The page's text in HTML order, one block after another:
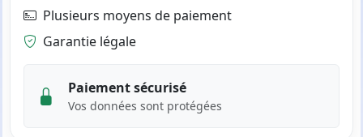
Plusieurs moyens de paiement
Garantie légale
Paiement sécurisé
Vos données sont protégées